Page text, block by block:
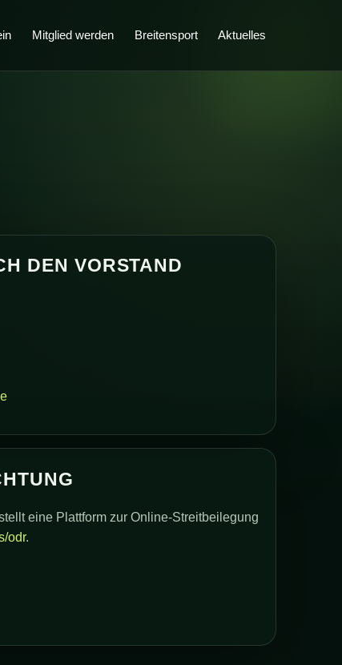
Mitglied werden Breitensport Aktuelles
DEN VORSTAND
eine Plattform zur Online-Streitbeilegung
odr.